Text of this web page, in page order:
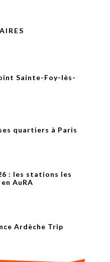
Sainte-Foy-lès-
quartiers à Paris
: les stations les
AuRA
Ardèche Trip